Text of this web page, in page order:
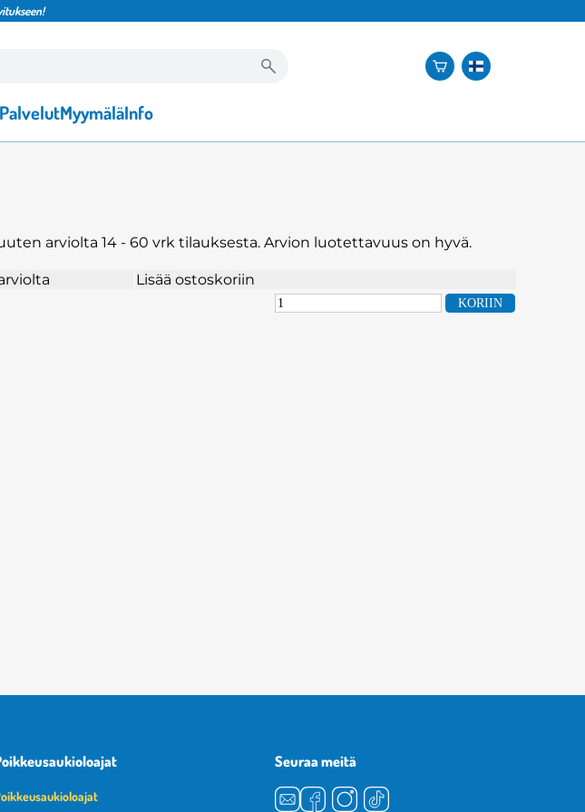
MyymäläInfo
arviolta 14 - 60 vrk tilauksesta. Arvion luotettavuus on hyvä.
Lisää ostoskoriin
Seuraa meitä